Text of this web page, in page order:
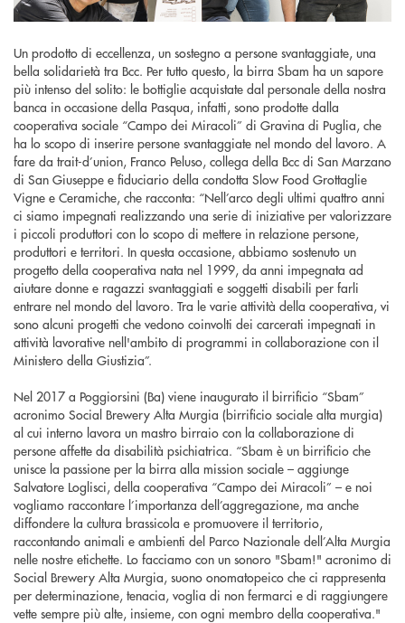
Un prodotto di eccellenza, un sostegno a persone svantaggiate, una
bella solidarietà tra Bcc. Per tutto questo, la birra Sbam ha un sapore
più intenso del solito: le bottiglie acquistate dal personale della nostra
banca in occasione della Pasqua, infatti, sono prodotte dalla
cooperativa sociale “Campo dei Miracoli” di Gravina di Puglia, che
ha lo scopo di inserire persone svantaggiate nel mondo del lavoro. A
fare da trait-d’union, Franco Peluso, collega della Bcc di San Marzano
di San Giuseppe e fiduciario della condotta Slow Food Grottaglie
Vigne e Ceramiche, che racconta: “Nell’arco degli ultimi quattro anni
ci siamo impegnati realizzando una serie di iniziative per valorizzare
i piccoli produttori con lo scopo di mettere in relazione persone,
produttori e territori. In questa occasione, abbiamo sostenuto un
progetto della cooperativa nata nel 1999, da anni impegnata ad
aiutare donne e ragazzi svantaggiati e soggetti disabili per farli
entrare nel mondo del lavoro. Tra le varie attività della cooperativa, vi
sono alcuni progetti che vedono coinvolti dei carcerati impegnati in
attività lavorative nell'ambito di programmi in collaborazione con il
Ministero della Giustizia”.
Nel 2017 a Poggiorsini (Ba) viene inaugurato il birrificio “Sbam”
acronimo Social Brewery Alta Murgia (birrificio sociale alta murgia)
al cui interno lavora un mastro birraio con la collaborazione di
persone affette da disabilità psichiatrica. “Sbam è un birrificio che
unisce la passione per la birra alla mission sociale – aggiunge
Salvatore Loglisci, della cooperativa “Campo dei Miracoli” – e noi
vogliamo raccontare l’importanza dell’aggregazione, ma anche
diffondere la cultura brassicola e promuovere il territorio,
raccontando animali e ambienti del Parco Nazionale dell’Alta Murgia
nelle nostre etichette. Lo facciamo con un sonoro "Sbam!" acronimo di
Social Brewery Alta Murgia, suono onomatopeico che ci rappresenta
per determinazione, tenacia, voglia di non fermarci e di raggiungere
vette sempre più alte, insieme, con ogni membro della cooperativa."